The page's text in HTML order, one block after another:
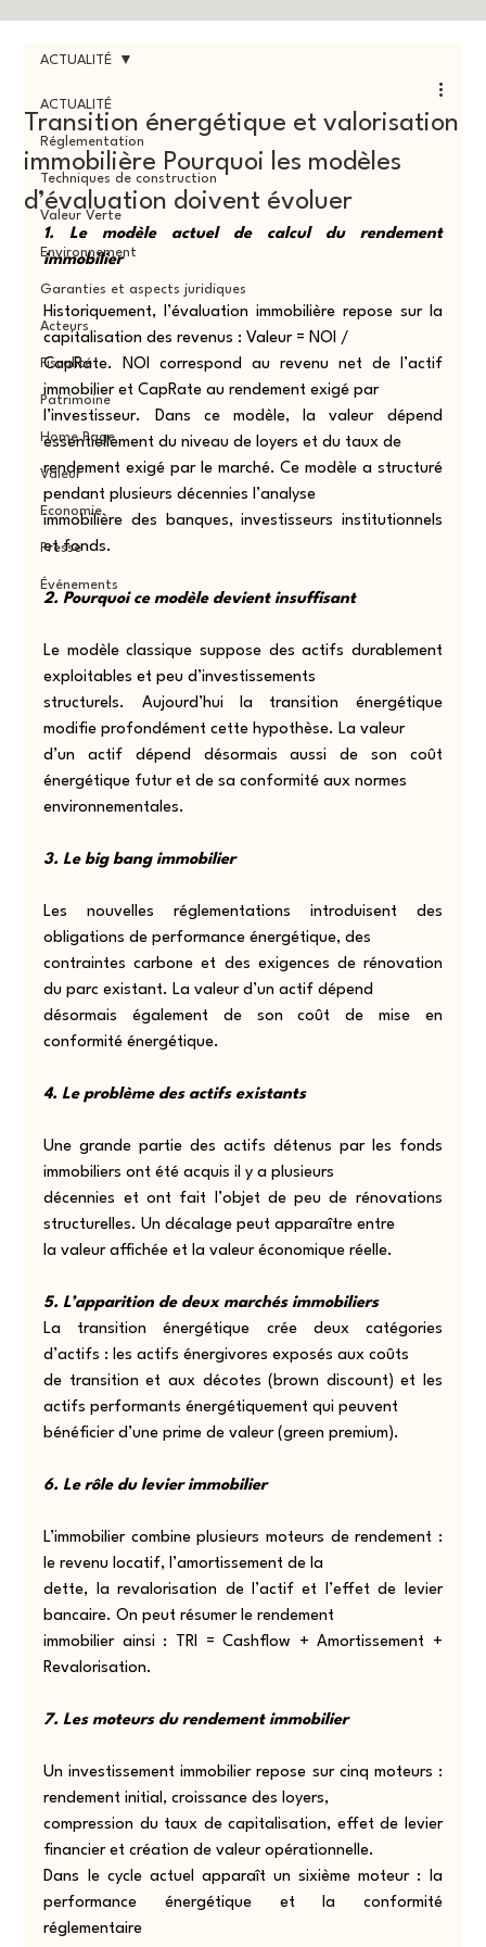
ACTUALITÉ
Réglementation
Techniques de construction
Valeur Verte
Environnement
Garanties et aspects juridiques
Acteurs
Fiscalité
Patrimoine
Home Page
Valeur
Economie
Presse
Événements
ACTUALITÉ
Transition énergétique et valorisation
immobilière Pourquoi les modèles
d’évaluation doivent évoluer
1. Le modèle actuel de calcul du rendement
immobilier
Historiquement, l’évaluation immobilière repose sur la
capitalisation des revenus : Valeur = NOI /
CapRate. NOI correspond au revenu net de l’actif
immobilier et CapRate au rendement exigé par
l’investisseur. Dans ce modèle, la valeur dépend
essentiellement du niveau de loyers et du taux de
rendement exigé par le marché. Ce modèle a structuré
pendant plusieurs décennies l’analyse
immobilière des banques, investisseurs institutionnels
et fonds.
2. Pourquoi ce modèle devient insuffisant
Le modèle classique suppose des actifs durablement
exploitables et peu d’investissements
structurels. Aujourd’hui la transition énergétique
modifie profondément cette hypothèse. La valeur
d’un actif dépend désormais aussi de son coût
énergétique futur et de sa conformité aux normes
environnementales.
3. Le big bang immobilier
Les nouvelles réglementations introduisent des
obligations de performance énergétique, des
contraintes carbone et des exigences de rénovation
du parc existant. La valeur d’un actif dépend
désormais également de son coût de mise en
conformité énergétique.
4. Le problème des actifs existants
Une grande partie des actifs détenus par les fonds
immobiliers ont été acquis il y a plusieurs
décennies et ont fait l’objet de peu de rénovations
structurelles. Un décalage peut apparaître entre
la valeur affichée et la valeur économique réelle.
5. L’apparition de deux marchés immobiliers
La transition énergétique crée deux catégories
d’actifs : les actifs énergivores exposés aux coûts
de transition et aux décotes (brown discount) et les
actifs performants énergétiquement qui peuvent
bénéficier d’une prime de valeur (green premium).
6. Le rôle du levier immobilier
L’immobilier combine plusieurs moteurs de rendement :
le revenu locatif, l’amortissement de la
dette, la revalorisation de l’actif et l’effet de levier
bancaire. On peut résumer le rendement
immobilier ainsi : TRI = Cashflow + Amortissement +
Revalorisation.
7. Les moteurs du rendement immobilier
Un investissement immobilier repose sur cinq moteurs :
rendement initial, croissance des loyers,
compression du taux de capitalisation, effet de levier
financier et création de valeur opérationnelle.
Dans le cycle actuel apparaît un sixième moteur : la
performance énergétique et la conformité
réglementaire